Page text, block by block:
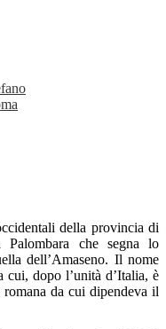
della provincia di
che segna lo
dell’Amaseno. Il nome
cui, dopo l’unità d’Italia, è
da cui dipendeva il